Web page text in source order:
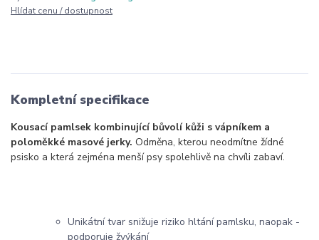
Hlídat cenu / dostupnost
Kompletní specifikace
Kousací pamlsek kombinující bůvolí kůži s vápníkem a
poloměkké masové jerky. Odměna, kterou neodmítne žídné
psisko a která zejména menší psy spolehlivě na chvíli zabaví.
Unikátní tvar snižuje riziko hltání pamlsku, naopak -
podporuje žvýkání